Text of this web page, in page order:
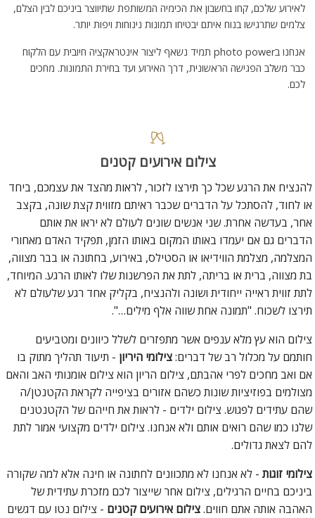
לאירוע שלכם, קחו בחשבון את הכימיה המשותפת שתיווצר ביניכם לבין הצלם,
צלמים שתרגישו בנוח איתם יבטיחו תמונות נינוחות ויפות יותר.
אנחנו בphoto power תמיד נשאף ליצור אינטראקציה חיובית עם הלקוח
כבר משלב הפגישה הראשונית, דרך האירוע ועד בחירת התמונות. מחכים
לכם.
צילום אירועים קטנים
להנציח את הרגע שכל כך תירצו לזכור, לראות מהצד את עצמכם, ביחד
או לחוד, להסתכל על הדברים שכבר ראיתם מזווית קצת שונה, בקצב
אחר, בעדשה אחרת. שני אנשים שונים לעולם לא יראו את אותם
הדברים גם אם יעמדו באותו המקום באותו הזמן, תפקיד האדם מאחורי
המצלמה, מצלמת הווידיאו או הסטילס, באירוע, בחתונה או בבר מצווה,
בת מצווה, ברית או בריתה, לתת את הפרשנות שלו לאותו הרגע. המיוחד,
לתת זווית ראייה ייחודית ושונה ולהנציח, בקליק אחד רגע שלעולם לא
תירצו לשכוח. "תמונה אחת שווה אלף מילים…".
צילום הוא עץ מלא ענפים אשר מתפזרים לשלל כיוונים ומטביעים
חותמם על מכלול רב של דברים:צילומי היריון - תיעוד תהליך מתוק בו
אם ואב מחכים לפרי אהבתם, צילום הריון הוא צילום אומנותי האב והאם
מצולמים בפוזיציות שונות כשהם אזורים בציפייה לקראת הקטנטן/ה
שהם עתידים לפגוש. צילום ילדים - לראות את חייהם של הקטנטנים
שלנו כמו שהם רואים אותם ולא אנחנו. צילום ילדים מקצועי אמור לתת
להם לצאת גדולים.
צילומי זוגות - לא אנחנו לא מתכוונים לחתונה או חינה אלא למה שקורה
ביניכם בחיים הרגילים, צילום אחר שייצור לכם מזכרת עתידית של
האהבה אותה אתם חווים.צילום אירועים קטנים - צילום נטו עם דגשים